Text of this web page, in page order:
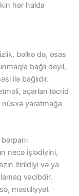
hər halda
bəlkə də, əsas
bağlı deyil,
ilə bağlıdır.
açarları təcrid
yaratmağa
necə işlədiyini,
itirildiyi və ya
vacibdir.
məsuliyyət